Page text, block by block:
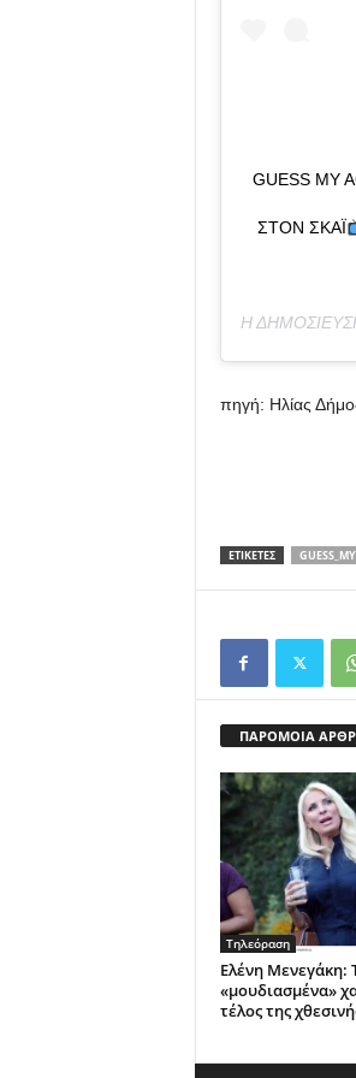
GUESS MY
ΣΤΟΝ ΣΚΑΪ
Η
πηγή: Ηλίας
ΕΤΙΚΕΤΕΣ
ΠΑΡΟΜΟΙΑ
Τηλεόραση
Ελένη Μενεγάκη:
«μουδιασμένα»
τέλος της